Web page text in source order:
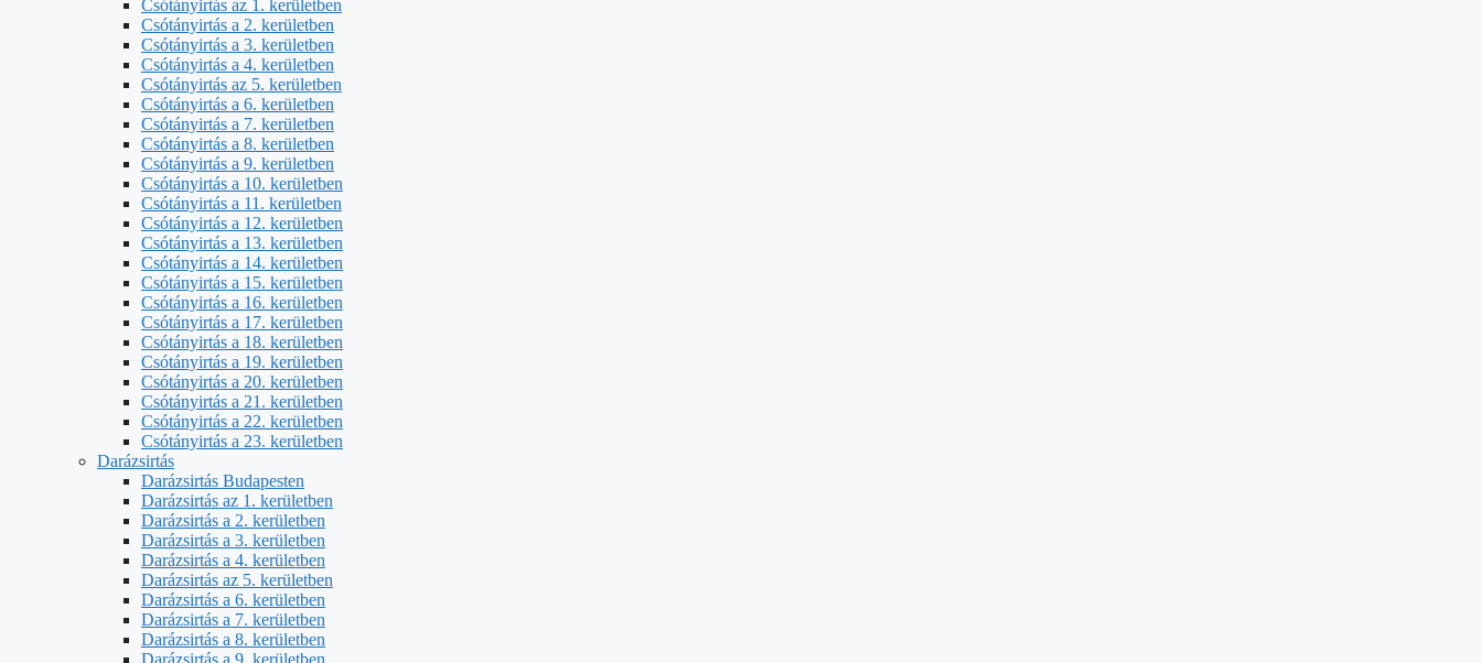
Csótányirtás az 1. kerületben
Csótányirtás a 2. kerületben
Csótányirtás a 3. kerületben
Csótányirtás a 4. kerületben
Csótányirtás az 5. kerületben
Csótányirtás a 6. kerületben
Csótányirtás a 7. kerületben
Csótányirtás a 8. kerületben
Csótányirtás a 9. kerületben
Csótányirtás a 10. kerületben
Csótányirtás a 11. kerületben
Csótányirtás a 12. kerületben
Csótányirtás a 13. kerületben
Csótányirtás a 14. kerületben
Csótányirtás a 15. kerületben
Csótányirtás a 16. kerületben
Csótányirtás a 17. kerületben
Csótányirtás a 18. kerületben
Csótányirtás a 19. kerületben
Csótányirtás a 20. kerületben
Csótányirtás a 21. kerületben
Csótányirtás a 22. kerületben
Csótányirtás a 23. kerületben
Darázsirtás
Darázsirtás Budapesten
Darázsirtás az 1. kerületben
Darázsirtás a 2. kerületben
Darázsirtás a 3. kerületben
Darázsirtás a 4. kerületben
Darázsirtás az 5. kerületben
Darázsirtás a 6. kerületben
Darázsirtás a 7. kerületben
Darázsirtás a 8. kerületben
Darázsirtás a 9. kerületben